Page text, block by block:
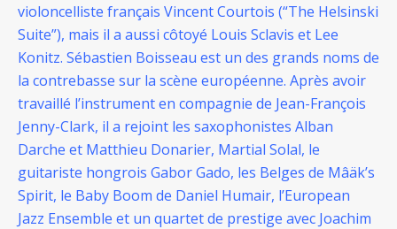
violoncelliste français Vincent Courtois (“The Helsinski
Suite”), mais il a aussi côtoyé Louis Sclavis et Lee
Konitz. Sébastien Boisseau est un des grands noms de
la contrebasse sur la scène européenne. Après avoir
travaillé l’instrument en compagnie de Jean-François
Jenny-Clark, il a rejoint les saxophonistes Alban
Darche et Matthieu Donarier, Martial Solal, le
guitariste hongrois Gabor Gado, les Belges de Mâäk’s
Spirit, le Baby Boom de Daniel Humair, l’European
Jazz Ensemble et un quartet de prestige avec Joachim